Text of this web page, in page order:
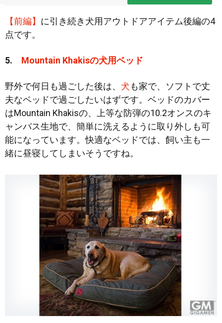
【前編】 に引き続き犬用アウトドアアイテム後編の4
点です。
5. Mountain Khakisの犬用ベッド
野外で何日も過ごした後は、 犬も家で、ソフトで丈
夫なベッドで過ごしたいはずです。ベッドのカバー
はMountain Khakisの、上等な防弾の10.2オンスのキ
ャンバス生地で、簡単に洗えるように取り外しも可
能になっています。快適なベッドでは、飼い主も一
緒に昼寝してしまいそうですね。